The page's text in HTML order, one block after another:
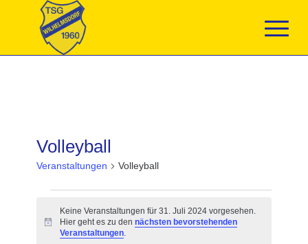
Volleyball
Veranstaltungen Volleyball
31.
Hinweis
Keine Veranstaltungen für 31. Juli 2024 vorgesehen.
Hier geht es zu dennächsten bevorstehenden
Veranstaltungen.